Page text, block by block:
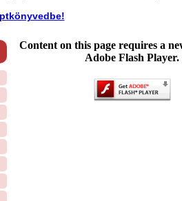
Content on this page requires a
Adobe Flash Player.